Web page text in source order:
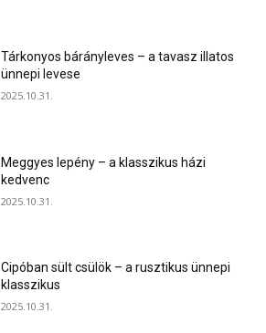
Tárkonyos bárányleves – a tavasz illatos
ünnepi levese
2025.10.31.
Meggyes lepény – a klasszikus házi
kedvenc
2025.10.31.
Cipóban sült csülök – a rusztikus ünnepi
klasszikus
2025.10.31.